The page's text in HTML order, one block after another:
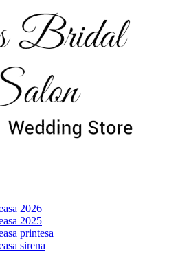
2026
2025
printesa
sirena